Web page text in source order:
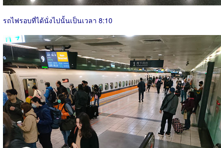
รถไฟรอบที่ได้นั่งไปนั้นเป็นเวลา 8:10